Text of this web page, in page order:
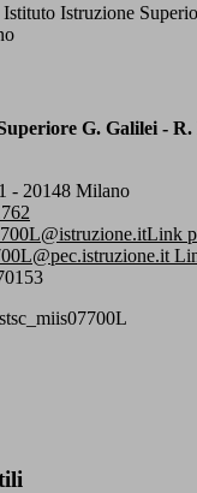
Istituto Istruzione
G. Galilei -
- 20148 Milano
Link